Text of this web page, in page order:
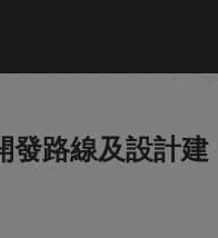
發路線及設計建